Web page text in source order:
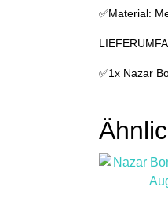
✅Material:
✅1x Nazar